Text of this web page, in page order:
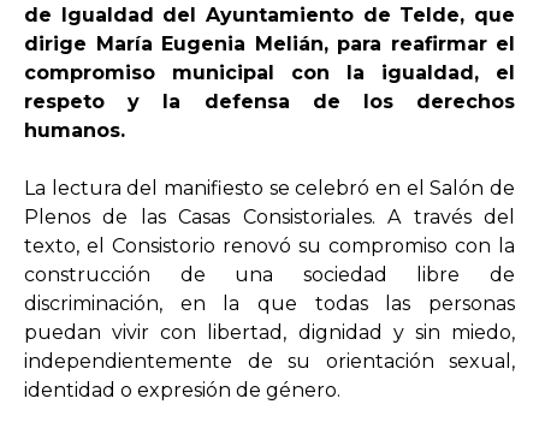
de Igualdad del Ayuntamiento de Telde, que
dirige María Eugenia Melián, para reafirmar el
compromiso municipal con la igualdad, el
respeto y la defensa de los derechos
humanos.
La lectura del manifiesto se celebró en el Salón de
Plenos de las Casas Consistoriales. A través del
texto, el Consistorio renovó su compromiso con la
construcción de una sociedad libre de
discriminación, en la que todas las personas
puedan vivir con libertad, dignidad y sin miedo,
independientemente de su orientación sexual,
identidad o expresión de género.